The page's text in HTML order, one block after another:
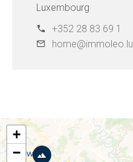
Luxembourg
+352 28 83 69 1
home@immoleo.lu
+
−